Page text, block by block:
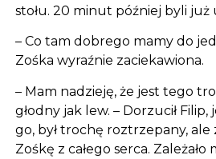
stołu. 20 minut później byli już
– Co tam dobrego mamy do
Zośka wyraźnie zaciekawiona.
– Mam nadzieję, że jest tego
głodny jak lew. – Dorzucił Filip,
go, był trochę roztrzepany, ale
Zośkę z całego serca. Zależało